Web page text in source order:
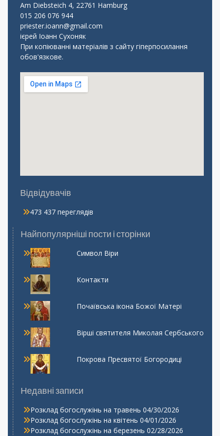
Am Diebsteich 4, 22761 Hamburg
015 206 076 944
priester.ioann@gmail.com
ієрей Іоанн Сухоняк
При копіюванні матеріалів з сайту гіперпосилання
обов'язкове.
Відвідувачів
473 437 переглядів
Найпопулярніші пости і сторінки
Символ Віри
Контакти
Почаївська ікона Божої Матері
Вірші святителя Миколая Сербського
Покрова Пресвятої Богородиці
Недавні записи
Розклад богослужінь на травень 04/30/2026
Розклад богослужінь на квітень 04/01/2026
Розклад богослужінь на березень 02/28/2026